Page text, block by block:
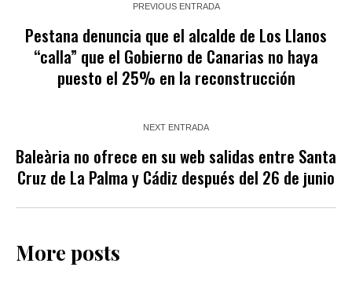
PREVIOUS ENTRADA
Pestana denuncia que el alcalde de Los Llanos
“calla” que el Gobierno de Canarias no haya
puesto el 25% en la reconstrucción
NEXT ENTRADA
Baleària no ofrece en su web salidas entre Santa
Cruz de La Palma y Cádiz después del 26 de junio
More posts